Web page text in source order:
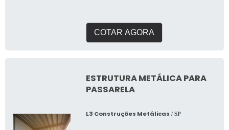
COTAR AGORA
ESTRUTURA METÁLICA PARA
PASSARELA
L3 Construções Metálicas / SP